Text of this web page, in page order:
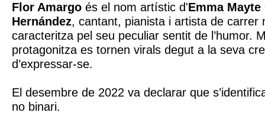
Flor Amargo és el nom artístic d'Emma
Hernández, cantant, pianista i artista de carrer
caracteritza pel seu peculiar sentit de l’humor.
protagonitza es tornen virals degut a la seva
d’expressar-se.
El desembre de 2022 va declarar que
no binari.